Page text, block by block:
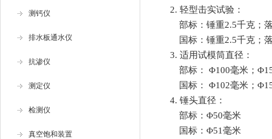
测钙仪
排水板通水仪
抗渗仪
测定仪
检测仪
真空饱和装置
2. 轻型击实试验：
部标： 锤重2.5千克；
国标： 锤重2.5千克；
3. 适用试模筒直径：
部标： Φ100毫米；
国标： Φ102毫米；
4. 锤头直径：
部标： Φ50毫米
国标： Φ51毫米